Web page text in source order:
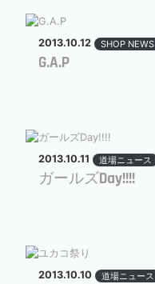
2013.10.12 SHOP NEWS
G.A.P
2013.10.11 道場ニュース
ガールズDay!!!!
2013.10.10 道場ニュース